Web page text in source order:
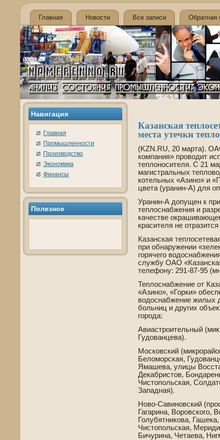
Главная Новости Все записи Обратная
Навигация
Главная
Промышленности
Производство
Экономика
Финансы
Полезнοе
Казанская
места утечки
(KZN.RU, 20 марта).
компания» проводит
теплоносителя. С 21
магистральных
котельных «Азино» и
цве­та (уранин-А) для
Уранин-А допущен к
теплоснабжения и
качестве­
красителя не
Казанская
при обнаружении
горячего
службу ОАО
телефону: 291-87-95
Теплоснабжение от
«Азино», «Горки»
водоснабжение жилых
больниц и других
города:
Авиастроительный
Гудованцева).
Московский
Беломорская,
Ямашева, улицы
Декабристов,
Чистопольская,
Западная).
Ново-Савиновский
Гагарина, Воровского,
Голубятникова,
Чистопольская,
Бичурина, Четаева,